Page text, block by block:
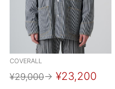
COVERALL
¥29,000→ ¥23,200